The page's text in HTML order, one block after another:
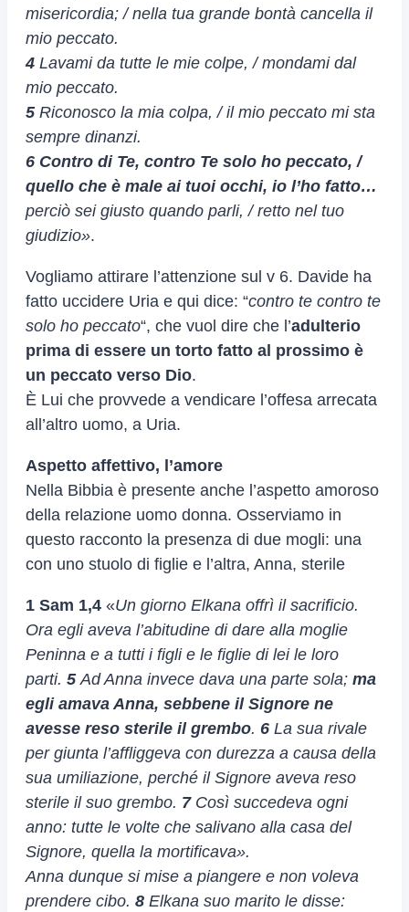
misericordia; / nella tua grande bontà cancella il
mio peccato.
4 Lavami da tutte le mie colpe, / mondami dal
mio peccato.
5Riconosco la mia colpa, / il mio peccato mi sta
sempre dinanzi.
6 Contro di Te, contro Te solo ho peccato, /
quello che è male ai tuoi occhi, io l’ho fatto…
perciò sei giusto quando parli, / retto nel tuo
giudizio».
Vogliamo attirare l’attenzione sul v 6. Davide ha
fatto uccidere Uria e qui dice: “contro te contro te
solo ho peccato“, che vuol dire che l’adulterio
prima di essere un torto fatto al prossimo è
un peccato verso Dio.
È Lui che provvede a vendicare l’offesa arrecata
all’altro uomo, a Uria.
Aspetto affettivo, l’amore
Nella Bibbia è presente anche l’aspetto amoroso
della relazione uomo donna. Osserviamo in
questo racconto la presenza di due mogli: una
con uno stuolo di figlie e l’altra, Anna, sterile
1 Sam 1,4 «Un giorno Elkana offrì il sacrificio.
Ora egli aveva l’abitudine di dare alla moglie
Peninna e a tutti i figli e le figlie di lei le loro
parti. 5Ad Anna invece dava una parte sola; ma
egli amava Anna, sebbene il Signore ne
avesse reso sterile il grembo. 6 La sua rivale
per giunta l’affliggeva con durezza a causa della
sua umiliazione, perché il Signore aveva reso
sterile il suo grembo. 7Così succedeva ogni
anno: tutte le volte che salivano alla casa del
Signore, quella la mortificava».
Anna dunque si mise a piangere e non voleva
prendere cibo. 8 Elkana suo marito le disse: